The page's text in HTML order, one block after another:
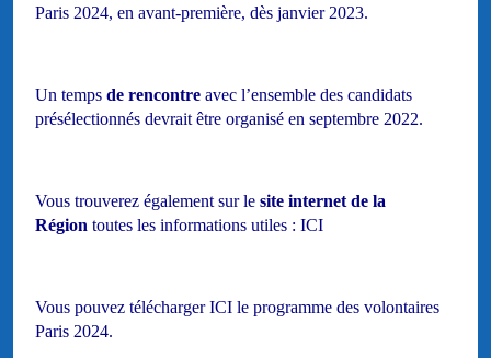
Paris 2024, en avant-première, dès janvier 2023.
Un temps de rencontre avec l’ensemble des candidats
présélectionnés devrait être organisé en septembre 2022.
Vous trouverez également sur le site internet de la
Région toutes les informations utiles : ICI
Vous pouvez télécharger ICI le programme des volontaires
Paris 2024.